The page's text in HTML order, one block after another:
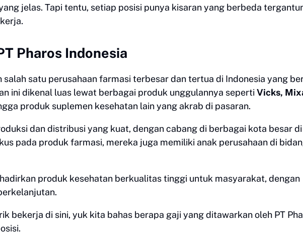
jelas. Tapi tentu, setiap posisi punya kisaran yang berbeda
Pharos Indonesia
salah satu perusahaan farmasi terbesar dan tertua di Indonesia yang
ini dikenal luas lewat berbagai produk unggulannya seperti Vicks,
produk suplemen kesehatan lain yang akrab di pasaran.
dan distribusi yang kuat, dengan cabang di berbagai kota besar di
pada produk farmasi, mereka juga memiliki anak perusahaan di
produk kesehatan berkualitas tinggi untuk masyarakat, dengan
bekerja di sini, yuk kita bahas berapa gaji yang ditawarkan oleh PT